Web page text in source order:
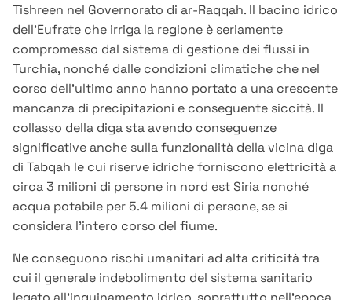
Tishreen nel Governorato di ar-Raqqah. Il bacino idrico
dell’Eufrate che irriga la regione è seriamente
compromesso dal sistema di gestione dei flussi in
Turchia, nonché dalle condizioni climatiche che nel
corso dell’ultimo anno hanno portato a una crescente
mancanza di precipitazioni e conseguente siccità. Il
collasso della diga sta avendo conseguenze
significative anche sulla funzionalità della vicina diga
di Tabqah le cui riserve idriche forniscono elettricità a
circa 3 milioni di persone in nord est Siria nonché
acqua potabile per 5.4 milioni di persone, se si
considera l’intero corso del fiume.
Ne conseguono rischi umanitari ad alta criticità tra
cui il generale indebolimento del sistema sanitario